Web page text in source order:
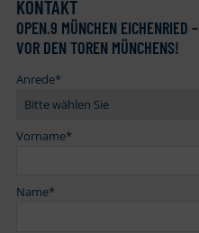
KONTAKT
OPEN.9 MÜNCHEN EICHENRIED –
VOR DEN TOREN MÜNCHENS!
Anrede*
Vorname*
Name*